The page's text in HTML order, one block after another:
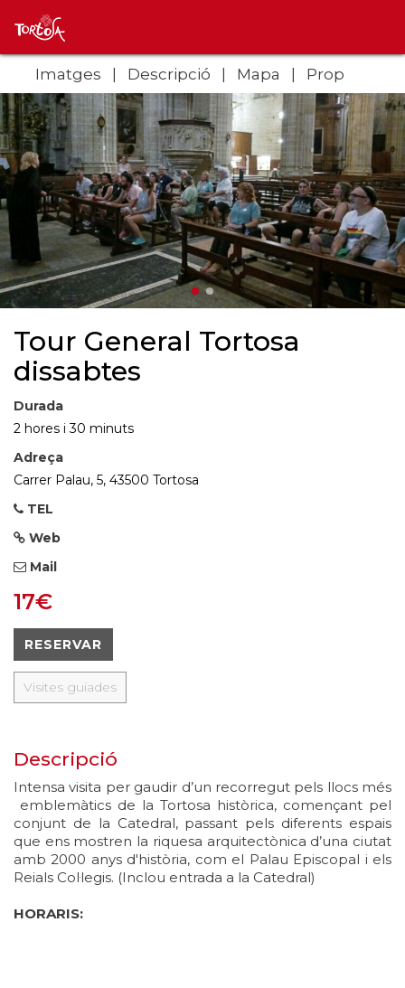
Imatges Descripció Mapa Prop
Tour General Tortosa
dissabtes
Durada
2 hores i 30 minuts
Adreça
Carrer Palau, 5, 43500 Tortosa
TEL
Web
Mail
17€
RESERVAR
Visites guiades
Descripció
Intensa visita per gaudir d’un recorregut pels llocs més
emblemàtics de la Tortosa històrica, començant pel
conjunt de la Catedral, passant pels diferents espais
que ens mostren la riquesa arquitectònica d’una ciutat
amb 2000 anys d'història, com el Palau Episcopal i els
Reials Col·legis. (Inclou entrada a la Catedral)
HORARIS: